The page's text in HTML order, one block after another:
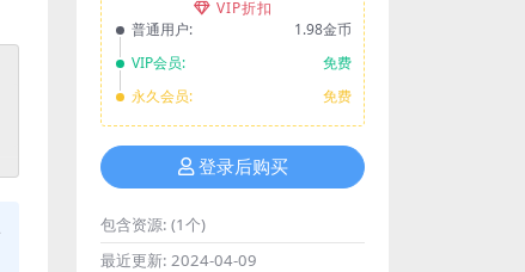
VIP折扣
普通用户:
1.98金币
VIP会员:
免费
永久会员:
免费
登录后购买
包含资源: (1个)
最近更新: 2024-04-09